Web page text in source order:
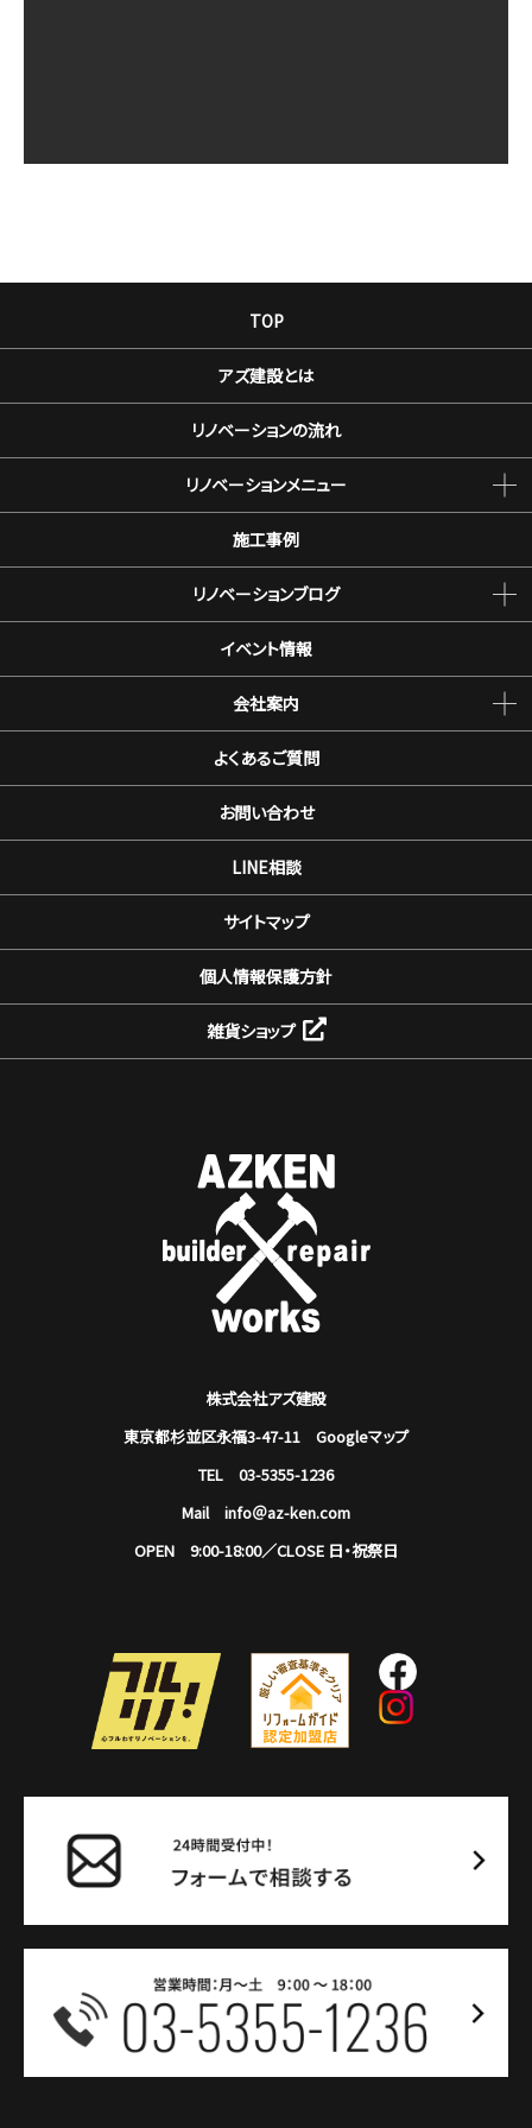
TOP
アズ建設とは
リノベーションの流れ
リノベーションメニュー
施工事例
リノベーションブログ
イベント情報
会社案内
よくあるご質問
お問い合わせ
LINE相談
サイトマップ
個人情報保護方針
雑貨ショップ
株式会社アズ建設
東京都杉並区永福3-47-11 Googleマップ
TEL 03-5355-1236
Mail info＠az-ken.com
OPEN 9:00-18:00／CLOSE 日・祝祭日